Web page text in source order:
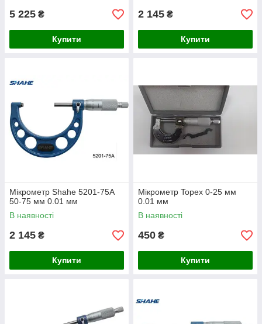
5 225 ₴
Купити
2 145 ₴
Купити
Мікрометр Shahe 5201-75A
50-75 мм 0.01 мм
В наявності
2 145 ₴
Купити
Мікрометр Topex 0-25 мм
0.01 мм
В наявності
450 ₴
Купити